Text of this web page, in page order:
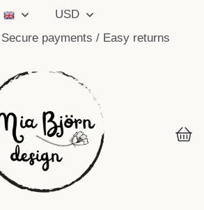
USD
payments / Easy returns